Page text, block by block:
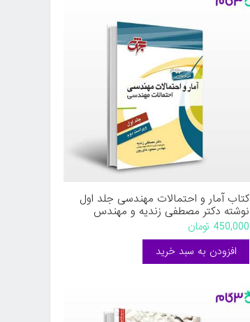
کتاب آمار و احتمالات مهندسی جلد اول
نوشته دکتر مصطفی زندیه و مهندس
محمود خاورپور از جهش
450,000 تومان